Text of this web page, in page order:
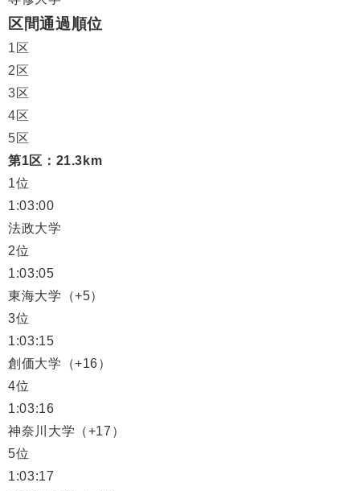
区間通過順位
1区
2区
3区
4区
5区
第1区：21.3km
1位
1:03:00
法政大学
2位
1:03:05
東海大学（+5）
3位
1:03:15
創価大学（+16）
4位
1:03:16
神奈川大学（+17）
5位
1:03:17